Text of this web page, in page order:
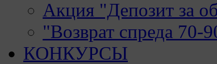
Акция "Депозит за
"Возврат спреда 70-
КОНКУРСЫ